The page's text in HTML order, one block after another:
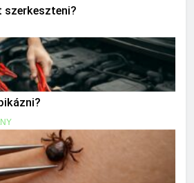
szerkeszteni?